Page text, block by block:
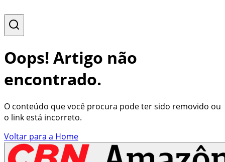
Oops! Artigo não
encontrado.
O conteúdo que você procura pode ter sido removido ou
o link está incorreto.
Voltar para a Home